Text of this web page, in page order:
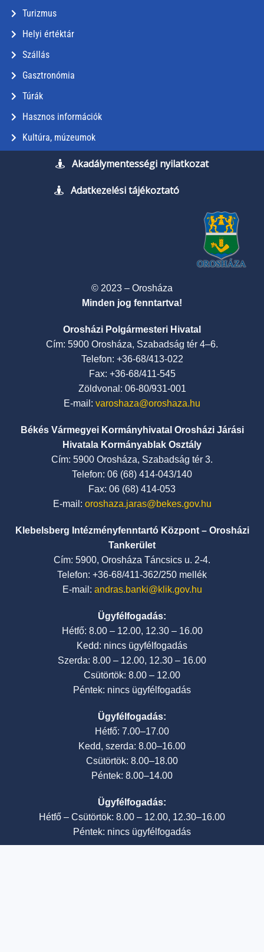
Turizmus
Helyi értéktár
Szállás
Gasztronómia
Túrák
Hasznos információk
Kultúra, múzeumok
Akadálymentességi nyilatkozat
Adatkezelési tájékoztató
© 2023 – Orosháza
Minden jog fenntartva!
Orosházi Polgármesteri Hivatal
Cím: 5900 Orosháza, Szabadság tér 4–6.
Telefon: +36-68/413-022
Fax: +36-68/411-545
Zöldvonal: 06-80/931-001
E-mail: varoshaza@oroshaza.hu
Békés Vármegyei Kormányhivatal Orosházi Járási
Hivatala Kormányablak Osztály
Cím: 5900 Orosháza, Szabadság tér 3.
Telefon: 06 (68) 414-043/140
Fax: 06 (68) 414-053
E-mail: oroshaza.jaras@bekes.gov.hu
Klebelsberg Intézményfenntartó Központ – Orosházi
Tankerület
Cím: 5900, Orosháza Táncsics u. 2-4.
Telefon: +36-68/411-362/250 mellék
E-mail: andras.banki@klik.gov.hu
Ügyfélfogadás:
Hétfő: 8.00 – 12.00, 12.30 – 16.00
Kedd: nincs ügyfélfogadás
Szerda: 8.00 – 12.00, 12.30 – 16.00
Csütörtök: 8.00 – 12.00
Péntek: nincs ügyfélfogadás
Ügyfélfogadás:
Hétfő: 7.00–17.00
Kedd, szerda: 8.00–16.00
Csütörtök: 8.00–18.00
Péntek: 8.00–14.00
Ügyfélfogadás:
Hétfő – Csütörtök: 8.00 – 12.00, 12.30–16.00
Péntek: nincs ügyfélfogadás